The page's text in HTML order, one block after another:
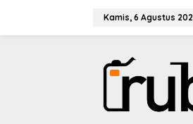
Kamis, 6 Agustus